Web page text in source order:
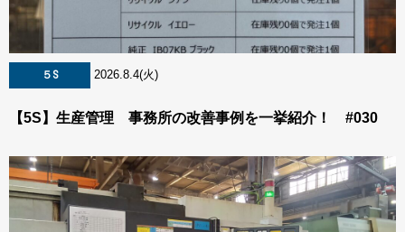
５S 2026.8.4(火)
【5S】生産管理 事務所の改善事例を一挙紹介！ #030